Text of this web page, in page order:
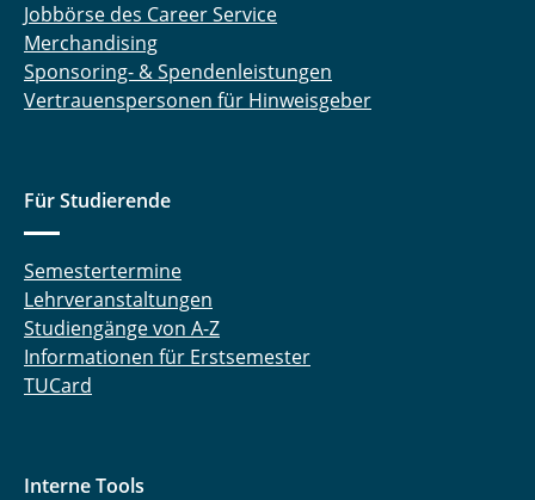
Jobbörse des Career Service
Merchandising
Sponsoring- & Spendenleistungen
Vertrauenspersonen für Hinweisgeber
Für Studierende
Semestertermine
Lehrveranstaltungen
Studiengänge von A-Z
Informationen für Erstsemester
TUCard
Interne Tools